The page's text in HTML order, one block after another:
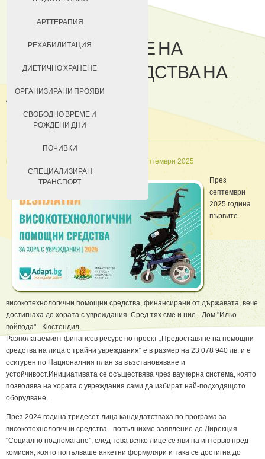
ДОБРОВОЛЦИ
ЗА КЮСТЕНДИЛ
НАСТАНЯВАНЕ
УСЛОВИЯ ЗА ПРЕБИВАВАНЕ
ТАКСИ ЗА ПРЕБИВАВАНЕ
АРТТЕРАПИЯ
РЕХАБИЛИТАЦИЯ
ДИЕТИЧНО ХРАНЕНЕ
ОРГАНИЗИРАНИ ПРОЯВИ
СВОБОДНО ВРЕМЕ И
РОЖДЕНИ ДНИ
ПОЧИВКИ
СПЕЦИАЛИЗИРАН
ТРАНСПОРТ
„ПРЕДОСТАВЯНЕ НА
ПОМОЩНИ СРЕДСТВА НА
ЛИЦА С ТРАЙНИ
УВРЕЖДАНИЯ“
in Създадена на 22 септември 2025
През
септември
2025 година
първите
високотехнологични помощни средства, финансирани от държавата, вече
достигнаха до хората с увреждания. Сред тях сме и ние - Дом "Ильо
войвода" - Кюстендил.
Разполагаемият финансов ресурс по проект „Предоставяне на помощни
средства на лица с трайни увреждания“ е в размер на 23 078 940 лв. и е
осигурен по Националния план за възстановяване и
устойчивост.Инициативата се осъществява чрез ваучерна система, която
позволява на хората с увреждания сами да избират най-подходящото
оборудване.
През 2024 година тридесет лица кандидатстваха по програма за
високотехнологични средства - попълнихме заявление до Дирекция
"Социално подпомагане", след това всяко лице се яви на интервю пред
комисия, която попълваше анкетни формуляри и така се достигна до